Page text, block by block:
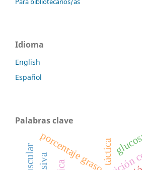
Idioma
English
Español
Palabras clave
porcentaje grasotáctica